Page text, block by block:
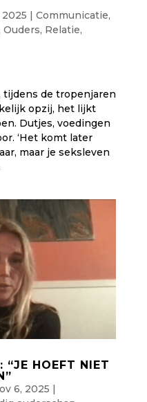
2025 Communicatie,
Ouders, Relatie,
tijdens de tropenjaren
opzij, het lijkt
Dutjes, voedingen
‘Het komt later
maar je seksleven
“JE HOEFT NIET
6, 2025 |